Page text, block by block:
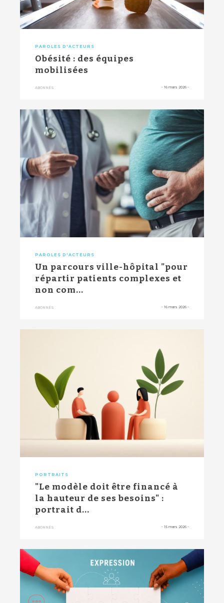
PAROLES D'ACTEURS
Obésité : des équipes
mobilisées
ABONNÉS - 16 mars 2026 -
PAROLES D'ACTEURS
Un parcours ville-hôpital "pour
répartir patients complexes et
non com...
ABONNÉS - 16 mars 2026 -
PORTRAITS
"Le modèle doit être financé à
la hauteur de ses besoins" :
portrait d...
ABONNÉS - 15 mars 2026 -